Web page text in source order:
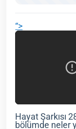
“>
Hayat Şarkısı
bölümde neler